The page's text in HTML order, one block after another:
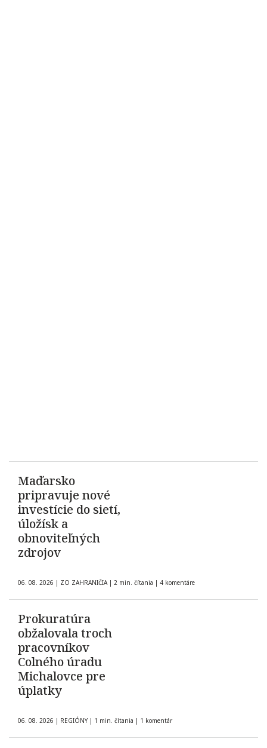
Maďarsko
pripravuje nové
investície do sietí,
úložísk a
obnoviteľných
zdrojov
06. 08. 2026 | ZO ZAHRANIČIA | 2 min. čítania | 4 komentáre
Prokuratúra
obžalovala troch
pracovníkov
Colného úradu
Michalovce pre
úplatky
06. 08. 2026 | REGIÓNY | 1 min. čítania | 1 komentár